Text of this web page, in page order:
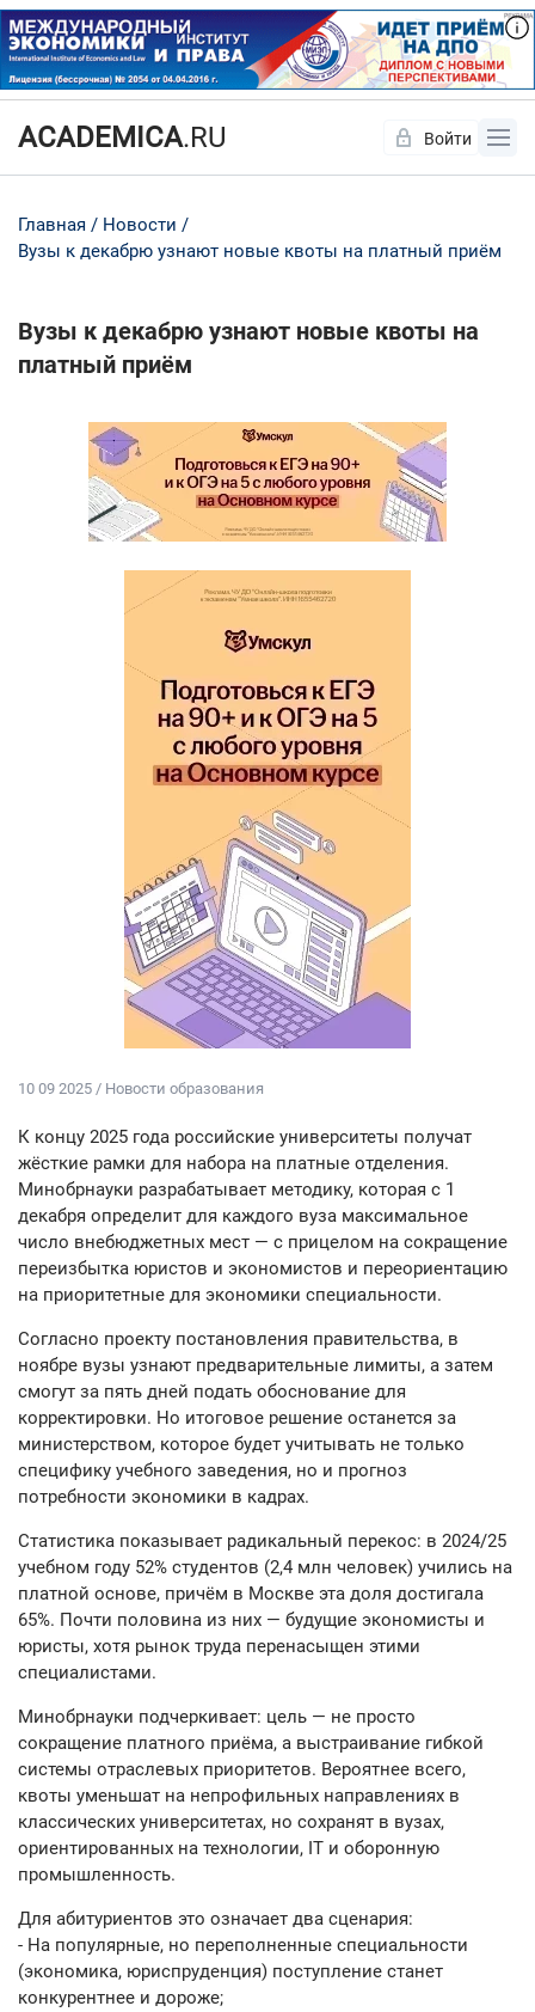
ACADEMICA.RU Войти
Главная
Новости
Вузы к декабрю узнают новые квоты на платный приём
Вузы к декабрю узнают новые квоты на
платный приём
10 09 2025 / Новости образования
К концу 2025 года российские университеты получат
жёсткие рамки для набора на платные отделения.
Минобрнауки разрабатывает методику, которая с 1
декабря определит для каждого вуза максимальное
число внебюджетных мест — с прицелом на сокращение
переизбытка юристов и экономистов и переориентацию
на приоритетные для экономики специальности.
Согласно проекту постановления правительства, в
ноябре вузы узнают предварительные лимиты, а затем
смогут за пять дней подать обоснование для
корректировки. Но итоговое решение останется за
министерством, которое будет учитывать не только
специфику учебного заведения, но и прогноз
потребности экономики в кадрах.
Статистика показывает радикальный перекос: в 2024/25
учебном году 52% студентов (2,4 млн человек) учились на
платной основе, причём в Москве эта доля достигала
65%. Почти половина из них — будущие экономисты и
юристы, хотя рынок труда перенасыщен этими
специалистами.
Минобрнауки подчеркивает: цель — не просто
сокращение платного приёма, а выстраивание гибкой
системы отраслевых приоритетов. Вероятнее всего,
квоты уменьшат на непрофильных направлениях в
классических университетах, но сохранят в вузах,
ориентированных на технологии, IT и оборонную
промышленность.
Для абитуриентов это означает два сценария:
- На популярные, но переполненные специальности
(экономика, юриспруденция) поступление станет
конкурентнее и дороже;
Да Нет